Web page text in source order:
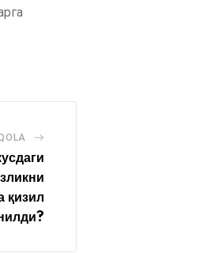
қизил